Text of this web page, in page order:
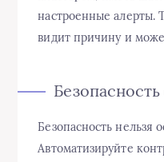
настроенные алерты.
видит причину и
Безопасность нельзя
Автоматизируйте